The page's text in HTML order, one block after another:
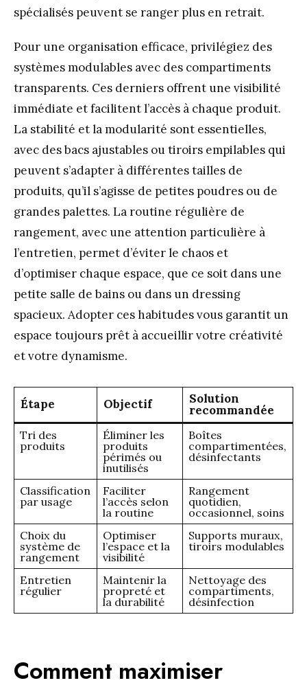
spécialisés peuvent se ranger plus en retrait.
Pour une organisation efficace, privilégiez des
systèmes modulables avec des compartiments
transparents. Ces derniers offrent une visibilité
immédiate et facilitent l’accès à chaque produit.
La stabilité et la modularité sont essentielles,
avec des bacs ajustables ou tiroirs empilables qui
peuvent s’adapter à différentes tailles de
produits, qu’il s’agisse de petites poudres ou de
grandes palettes. La routine régulière de
rangement, avec une attention particulière à
l’entretien, permet d’éviter le chaos et
d’optimiser chaque espace, que ce soit dans une
petite salle de bains ou dans un dressing
spacieux. Adopter ces habitudes vous garantit un
espace toujours prêt à accueillir votre créativité
et votre dynamisme.
Étape Objectif Solution
recommandée
Tri des
produits
Éliminer les
produits
périmés ou
inutilisés
Boîtes
compartimentées,
désinfectants
Classification
par usage
Faciliter
l’accès selon
la routine
Rangement
quotidien,
occasionnel, soins
Choix du
système de
rangement
Optimiser
l’espace et la
visibilité
Supports muraux,
tiroirs modulables
Entretien
régulier
Maintenir la
propreté et
la durabilité
Nettoyage des
compartiments,
désinfection
Comment maximiser